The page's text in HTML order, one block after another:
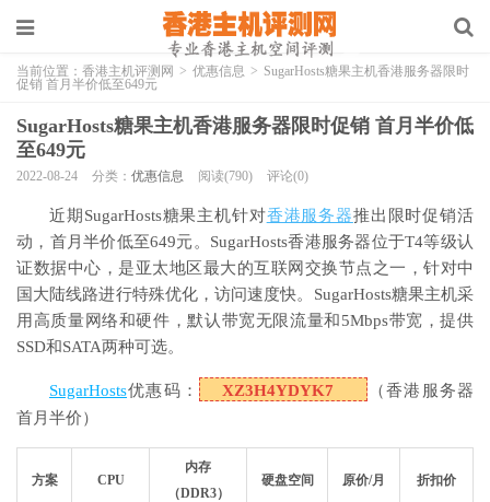
当前位置： 香港主机评测网 > 优惠信息 > SugarHosts糖果主机香港服务器限时
促销 首月半价低至649元
SugarHosts糖果主机香港服务器限时促销 首月半价低
至649元
2022-08-24 分类： 优惠信息 阅读(790) 评论(0)
近期SugarHosts糖果主机针对香港服务器推出限时促销活
动，首月半价低至649元。SugarHosts香港服务器位于T4等级认
证数据中心，是亚太地区最大的互联网交换节点之一，针对中
国大陆线路进行特殊优化，访问速度快。SugarHosts糖果主机采
用高质量网络和硬件，默认带宽无限流量和5Mbps带宽，提供
SSD和SATA两种可选。
SugarHosts优惠码： XZ3H4YDYK7
（香港服务器
首月半价）
方案 CPU
内存
（DDR3）
硬盘空间 原价/月 折扣价